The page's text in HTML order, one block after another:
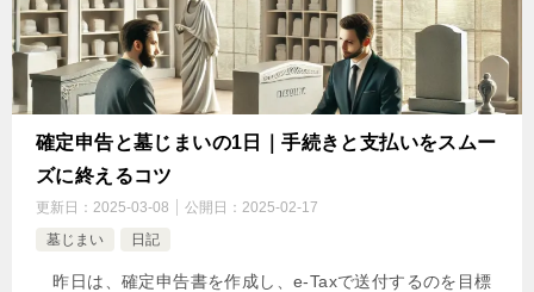
確定申告と墓じまいの1日｜手続きと支払いをスムー
ズに終えるコツ
更新日： 2025-03-08 公開日： 2025-02-17
墓じまい
日記
昨日は、確定申告書を作成し、e-Taxで送付するのを目標